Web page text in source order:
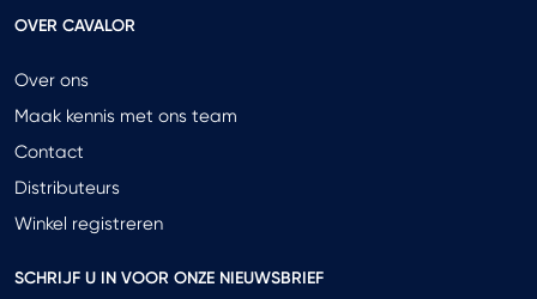
OVER CAVALOR
Over ons
Maak kennis met ons team
Contact
Distributeurs
Winkel registreren
SCHRIJF U IN VOOR ONZE NIEUWSBRIEF